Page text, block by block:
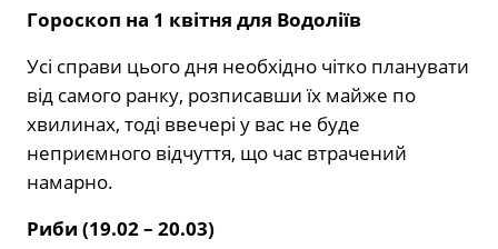
Гороскоп на 1 квітня для Водоліїв
Усі справи цього дня необхідно чітко планувати
від самого ранку, розписавши їх майже по
хвилинах, тоді ввечері у вас не буде
неприємного відчуття, що час втрачений
намарно.
Риби (19.02 – 20.03)